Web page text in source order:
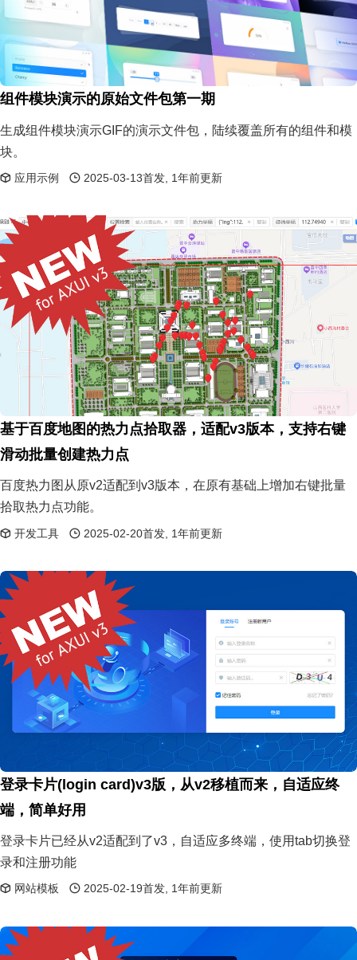
组件模块演示的原始文件包第一期
生成组件模块演示GIF的演示文件包，陆续覆盖所有的组件和模
块。
应用示例 2025-03-13首发, 1年前更新
基于百度地图的热力点拾取器，适配v3版本，支持右键
滑动批量创建热力点
百度热力图从原v2适配到v3版本，在原有基础上增加右键批量
拾取热力点功能。
开发工具 2025-02-20首发, 1年前更新
登录卡片(login card)v3版，从v2移植而来，自适应终
端，简单好用
登录卡片已经从v2适配到了v3，自适应多终端，使用tab切换登
录和注册功能
网站模板 2025-02-19首发, 1年前更新